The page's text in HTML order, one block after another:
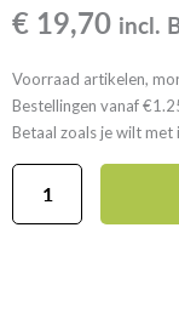
€ 19,70 incl.
Voorraad artikelen,
Bestellingen vanaf
Betaal zoals je wilt
Lithofin
HOME
Stickerverwijderaar